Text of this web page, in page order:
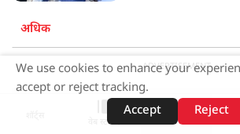
अधिक
ADVERTISEMENT
वेब स्टोरीज़
We use cookies to enhance your
accept or reject tracking.
Accept
Reject